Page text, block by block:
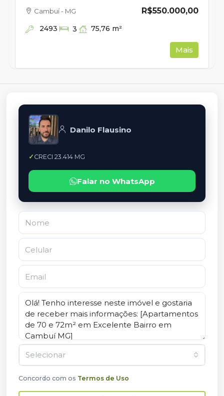
R$550.000,00
Cambuí - MG
2493 3 75,76 m²
Mais
Danilo Flausino
CRECI 23.414 MG
Falar no WhatsApp
Selecionar
Concordo com os Termos de Uso